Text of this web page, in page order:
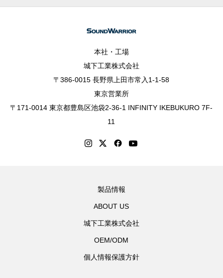
本社・工場
城下工業株式会社
〒386-0015 長野県上田市常入1-1-58
東京営業所
〒171-0014 東京都豊島区池袋2-36-1 INFINITY IKEBUKURO 7F-
11
製品情報
ABOUT US
城下工業株式会社
OEM/ODM
個人情報保護方針